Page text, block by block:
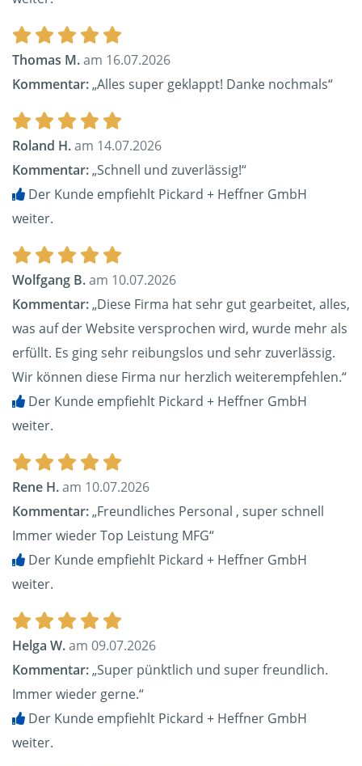
Thomas M.am 16.07.2026
Kommentar:„Alles super geklappt! Danke nochmals“
Roland H.am 14.07.2026
Kommentar:„Schnell und zuverlässig!“
Der Kunde empfiehlt Pickard + Heffner GmbH
weiter.
Wolfgang B.am 10.07.2026
Kommentar:„Diese Firma hat sehr gut gearbeitet, alles,
was auf der Website versprochen wird, wurde mehr als
erfüllt. Es ging sehr reibungslos und sehr zuverlässig.
Wir können diese Firma nur herzlich weiterempfehlen.“
Der Kunde empfiehlt Pickard + Heffner GmbH
weiter.
Rene H.am 10.07.2026
Kommentar:„Freundliches Personal , super schnell
Immer wieder Top Leistung MFG“
Der Kunde empfiehlt Pickard + Heffner GmbH
weiter.
Helga W.am 09.07.2026
Kommentar:„Super pünktlich und super freundlich.
Immer wieder gerne.“
Der Kunde empfiehlt Pickard + Heffner GmbH
weiter.